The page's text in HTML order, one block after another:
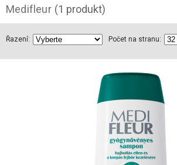
Medifleur (1 produkt)
Řazení: Počet na stranu: